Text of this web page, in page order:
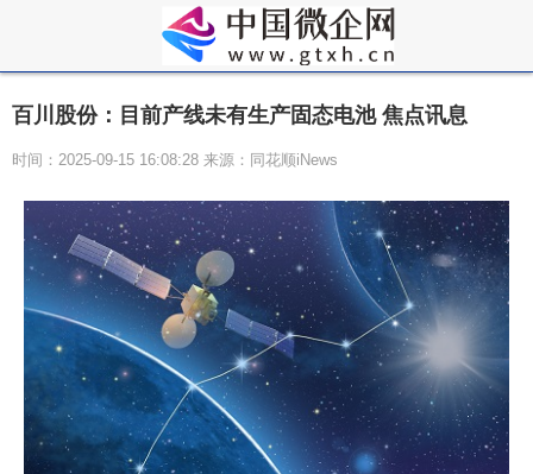
百川股份：目前产线未有生产固态电池 焦点讯息
时间：2025-09-15 16:08:28 来源：同花顺iNews